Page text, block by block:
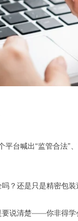
台喊出“监管合法”
？还是只是精密包
要说清楚——你非得